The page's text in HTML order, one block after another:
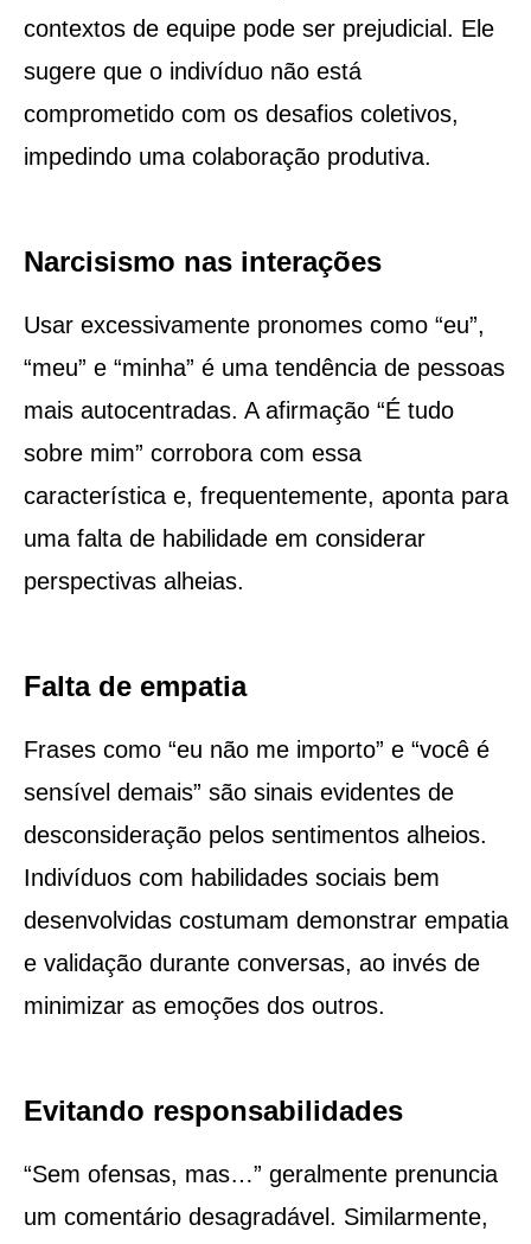
contextos de equipe pode ser prejudicial. Ele
sugere que o indivíduo não está
comprometido com os desafios coletivos,
impedindo uma colaboração produtiva.
Narcisismo nas interações
Usar excessivamente pronomes como “eu”,
“meu” e “minha” é uma tendência de pessoas
mais autocentradas. A afirmação “É tudo
sobre mim” corrobora com essa
característica e, frequentemente, aponta para
uma falta de habilidade em considerar
perspectivas alheias.
Falta de empatia
Frases como “eu não me importo” e “você é
sensível demais” são sinais evidentes de
desconsideração pelos sentimentos alheios.
Indivíduos com habilidades sociais bem
desenvolvidas costumam demonstrar empatia
e validação durante conversas, ao invés de
minimizar as emoções dos outros.
Evitando responsabilidades
“Sem ofensas, mas…” geralmente prenuncia
um comentário desagradável. Similarmente,